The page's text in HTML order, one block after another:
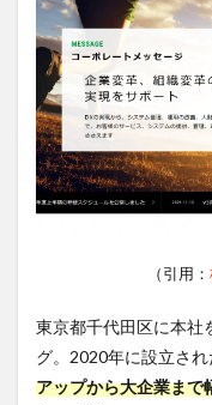
（引用：
東京都千代田区に本社
グ。2020年に設立され
アップから大企業まで